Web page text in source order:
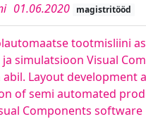
01.06.2020 magistritööd
tootmisliini
simulatsioon Visual
Layout development
of semi automated
Components software